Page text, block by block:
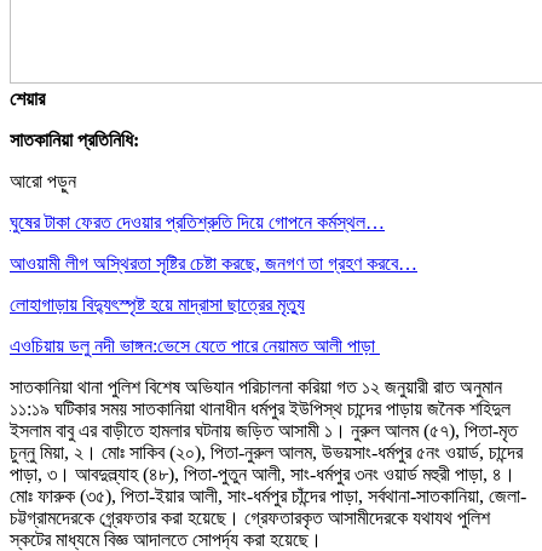
শেয়ার
সাতকানিয়া প্রতিনিধি:
আরো পড়ুন
ঘুষের টাকা ফেরত দেওয়ার প্রতিশ্রুতি দিয়ে গোপনে কর্মস্থল…
আওয়ামী লীগ অস্থিরতা সৃষ্টির চেষ্টা করছে, জনগণ তা গ্রহণ করবে…
লোহাগাড়ায় বিদ্যুৎস্পৃষ্ট হয়ে মাদ্রাসা ছাত্রের মৃত্যু
এওচিয়ায় ডলু নদী ভাঙ্গন:ভেসে যেতে পারে নেয়ামত আলী পাড়া
সাতকানিয়া থানা পুলিশ বিশেষ অভিযান পরিচালনা করিয়া গত ১২ জনুয়ারী রাত অনুমান
১১:১৯ ঘটিকার সময় সাতকানিয়া থানাধীন ধর্মপুর ইউপিস্থ চান্দের পাড়ায় জনৈক শহিদুল
ইসলাম বাবু এর বাড়ীতে হামলার ঘটনায় জড়িত আসামী ১। নুরুল আলম (৫৭), পিতা-মৃত
চুন্নু মিয়া, ২। মোঃ সাকিব (২০), পিতা-নুরুল আলম, উভয়সাং-ধর্মপুর ৫নং ওয়ার্ড, চান্দের
পাড়া, ৩। আবদুল্ল্যাহ (৪৮), পিতা-পুতুন আলী, সাং-ধর্মপুর ৩নং ওয়ার্ড মহুরী পাড়া, ৪।
মোঃ ফারুক (৩৫), পিতা-ইয়ার আলী, সাং-ধর্মপুর চাঁন্দের পাড়া, সর্বথানা-সাতকানিয়া, জেলা-
চট্টগ্রামদেরকে গ্র্রেফতার করা হয়েছে। গ্রেফতারকৃত আসামীদেরকে যথাযথ পুলিশ
স্কটের মাধ্যমে বিজ্ঞ আদালতে সোপর্দ্য করা হয়েছে।